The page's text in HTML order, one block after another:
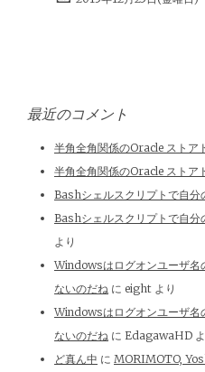
最近のコメント
半角全角関係のOracle ストア
半角全角関係のOracle ストア
Bashシェルスクリプトで自分
Bashシェルスクリプトで自分
より
Windowsはログオンユーザ名
ないのだね に eight より
Windowsはログオンユーザ名
ないのだね に EdagawaHD
ど真ん中 に MORIMOTO,